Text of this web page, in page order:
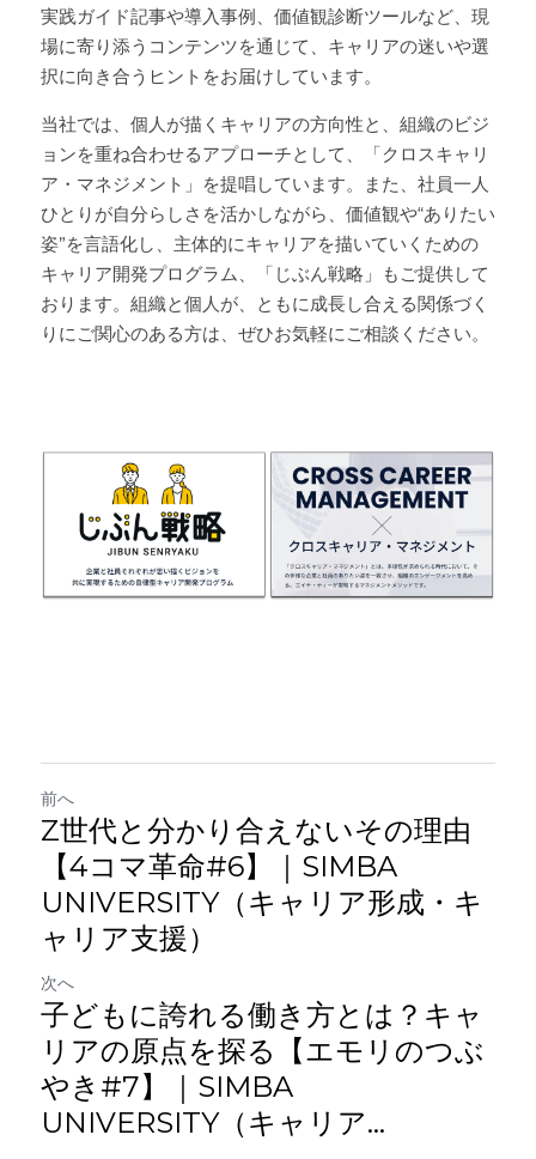
実践ガイド記事や導入事例、価値観診断ツールなど、現
場に寄り添うコンテンツを通じて、キャリアの迷いや選
択に向き合うヒントをお届けしています。
当社では、個人が描くキャリアの方向性と、組織のビジ
ョンを重ね合わせるアプローチとして、「クロスキャリ
ア・マネジメント」を提唱しています。また、社員一人
ひとりが自分らしさを活かしながら、価値観や“ありたい
姿”を言語化し、主体的にキャリアを描いていくための
キャリア開発プログラム、「じぶん戦略」もご提供して
おります。組織と個人が、ともに成長し合える関係づく
りにご関心のある方は、ぜひお気軽にご相談ください。
前へ
Z世代と分かり合えないその理由
【4コマ革命#6】｜SIMBA
UNIVERSITY（キャリア形成・キ
ャリア支援）
次へ
子どもに誇れる働き方とは？キャ
リアの原点を探る【エモリのつぶ
やき#7】｜SIMBA
UNIVERSITY（キャリア...